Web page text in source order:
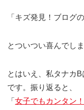
「キズ発見！ブログ
とついつい喜んでし
とはいえ、私タナカ
です。振り返ると、
「 女子でもカンタン